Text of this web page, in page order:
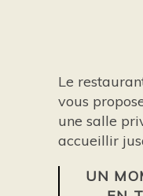
Le
vous
une salle
accueillir
UN